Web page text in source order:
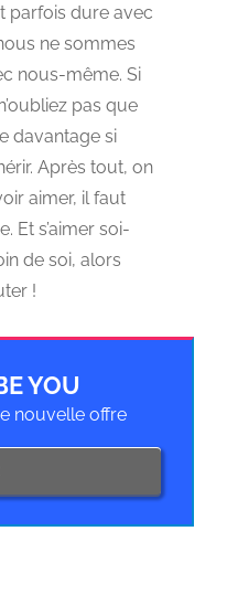
parfois dure avec
ne sommes
nous-même. Si
pas que
davantage si
Après tout, on
aimer, il faut
Et s’aimer soi-
de soi, alors
!
YOU
nouvelle offre